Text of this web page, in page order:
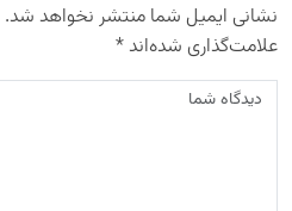
نشانی ایمیل شما منتشر نخواهد شد.
علامت‌گذاری شده‌اند*